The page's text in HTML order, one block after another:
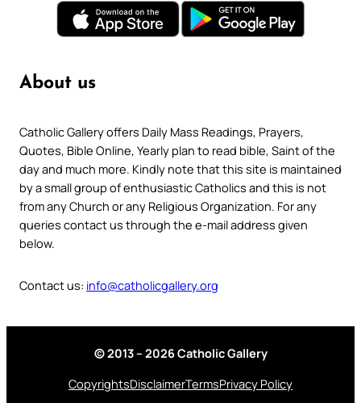
About us
Catholic Gallery offers Daily Mass Readings, Prayers,
Quotes, Bible Online, Yearly plan to read bible, Saint of the
day and much more. Kindly note that this site is maintained
by a small group of enthusiastic Catholics and this is not
from any Church or any Religious Organization. For any
queries contact us through the e-mail address given
below.
Contact us: info@catholicgallery.org
© 2013 – 2026 Catholic Gallery
CopyrightsDisclaimerTermsPrivacy Policy